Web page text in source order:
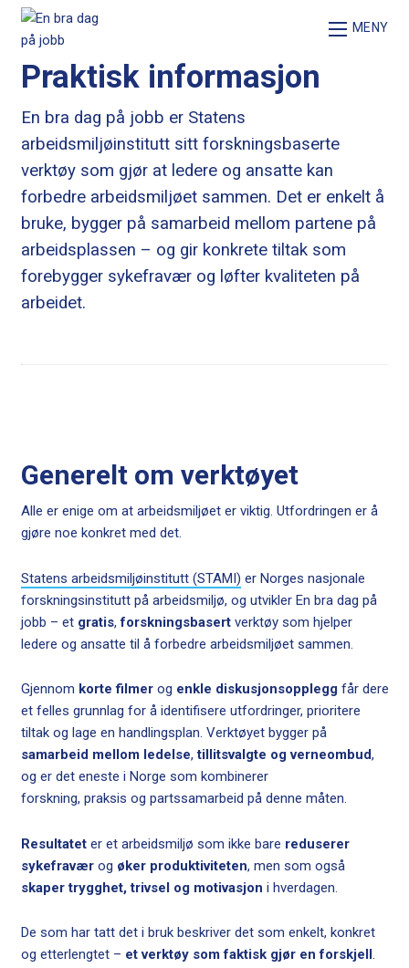
Skip
MENY
Praktisk informasjon
En bra dag på jobb er Statens
arbeidsmiljøinstitutt sitt forskningsbaserte
verktøy som gjør at ledere og ansatte kan
forbedre arbeidsmiljøet sammen. Det er enkelt å
bruke, bygger på samarbeid mellom partene på
arbeidsplassen – og gir konkrete tiltak som
forebygger sykefravær og løfter kvaliteten på
arbeidet.
Generelt om verktøyet
Alle er enige om at arbeidsmiljøet er viktig. Utfordringen er å
gjøre noe konkret med det.
Statens arbeidsmiljøinstitutt (STAMI) er Norges nasjonale
forskningsinstitutt på arbeidsmiljø, og utvikler En bra dag på
jobb – et gratis,forskningsbasertverktøy som hjelper
ledere og ansatte til å forbedre arbeidsmiljøet sammen.
Gjennom korte filmerog enkle diskusjonsopplegg får dere
et felles grunnlag for å identifisere utfordringer, prioritere
tiltak og lage en handlingsplan. Verktøyet bygger på
samarbeid mellom ledelse,tillitsvalgte og verneombud,
og er det eneste i Norge som kombinerer
forskning, praksis og partssamarbeid på denne måten.
Resultateter et arbeidsmiljø som ikke bare reduserer
sykefraværog øker produktiviteten, men som også
skaper trygghet, trivsel og motivasjon i hverdagen.
De som har tatt det i bruk beskriver det som enkelt, konkret
og etterlengtet – et verktøy som faktisk gjør en forskjell.